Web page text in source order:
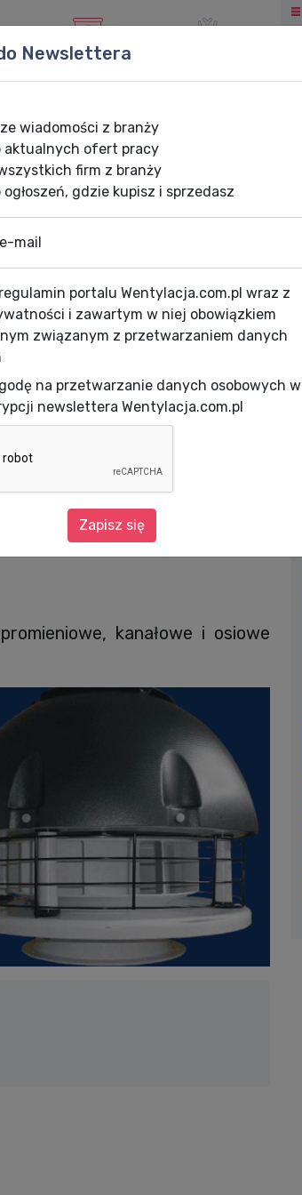
OGRZEWANIE
Metalplast 2025
2025
kanałowe i osiowe
Newslettera
wiadomości z branży
aktualnych ofert pracy
firm z branży
ogłoszeń, gdzie kupisz i sprzedasz
mail
portalu Wentylacja.com.pl wraz z
i zawartym w niej obowiązkiem
związanym z przetwarzaniem danych
na przetwarzanie danych osobowych w
newslettera Wentylacja.com.pl
Zapisz się